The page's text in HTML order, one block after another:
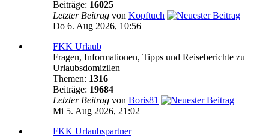
Beiträge: 16025
Letzter Beitrag von Kopftuch
Do 6. Aug 2026, 10:56
FKK Urlaub
Fragen, Informationen, Tipps und Reiseberichte zu
Urlaubsdomizilen
Themen: 1316
Beiträge: 19684
Letzter Beitrag von Boris81
Mi 5. Aug 2026, 21:02
FKK Urlaubspartner